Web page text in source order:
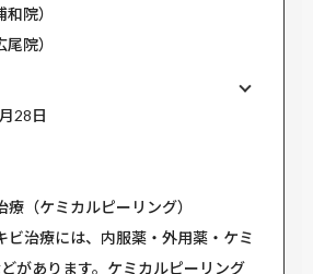
院）
院）
28日
療（ケミカルピーリング）
ビ治療には、内服薬・外用薬・ケミ
があります。ケミカルピーリング